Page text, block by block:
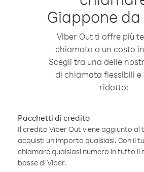
Giappone
Viber Out ti offre più
chiamata a un costo
Scegli tra una delle
di chiamata flessibili e
ridotto:
Pacchetti di credito
Il credito Viber Out viene aggiunto al
acquisti un importo qualsiasi. Con il
chiamare qualsiasi numero in tutto il
basse di Viber.